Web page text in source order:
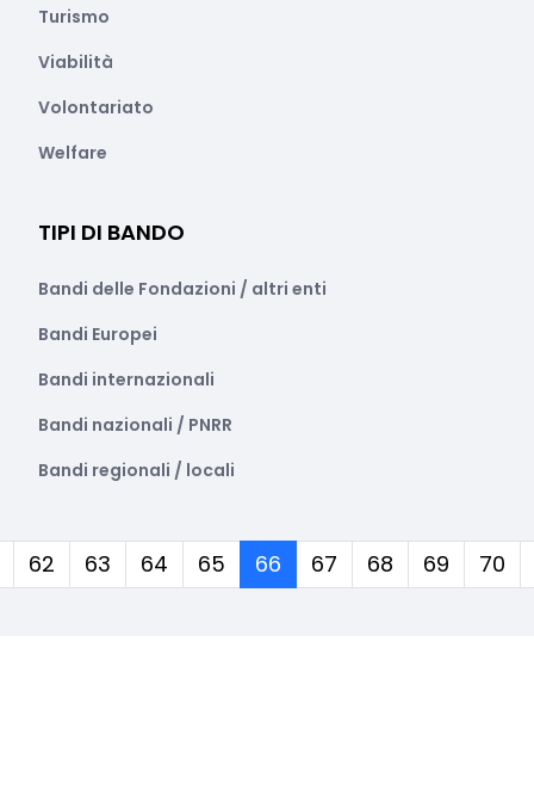
Turismo
Viabilità
Volontariato
Welfare
TIPI DI BANDO
Bandi delle Fondazioni / altri enti
Bandi Europei
Bandi internazionali
Bandi nazionali / PNRR
Bandi regionali / locali
62 63 64 65 66 (corrente)
67 68 69 70